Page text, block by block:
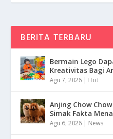
BERITA TERBARU
Bermain Lego
Kreativitas Bagi
Agu 7, 2026 | Hot
Anjing Chow
Simak Fakta
Agu 6, 2026 | News